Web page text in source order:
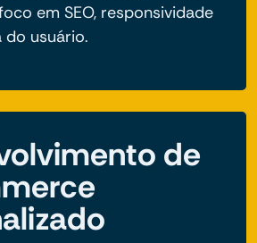
em SEO, responsividade
do usuário.
de